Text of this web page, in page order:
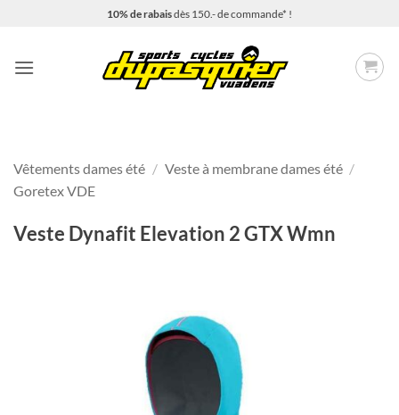
10% de rabaisdès 150.- de commande* !
Vêtements dames été / Veste à membrane dames été /
Goretex VDE
Veste Dynafit Elevation 2 GTX Wmn